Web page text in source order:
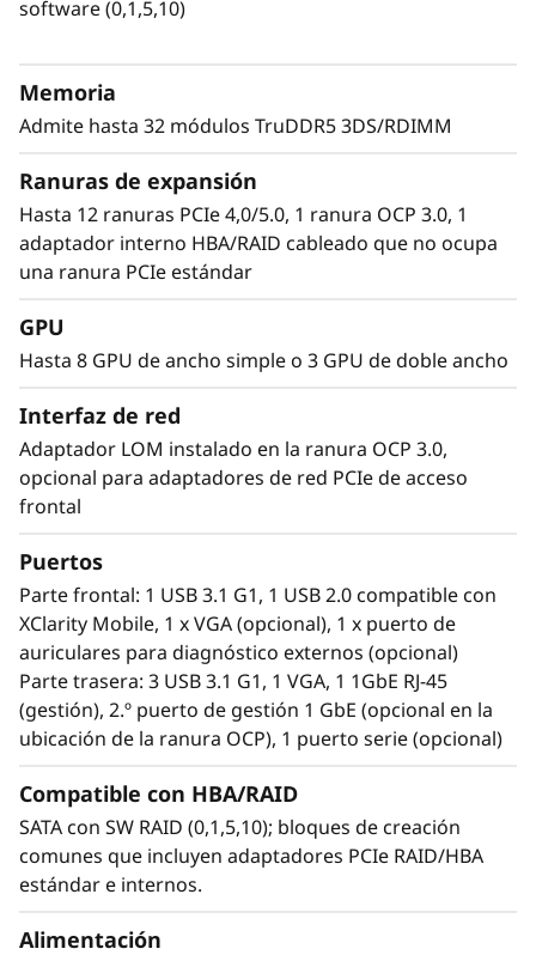
m
a
G
e
Abordar cargas de trabajo complejas
virtualización, informática de alto rendimiento
y para la nube, precisan servidores con
potencia, velocidad y capacidad para operar
sin interrupciones. La gran cantidad de
memoria DDR5 de última generación que
admite el ThinkSystem SR650 V3 ofrece el
rendimiento de baja latencia y alta capacidad
de trabajo actuales. Incluye opciones de
almacenamiento flexibles con las unidades
«hot-swap» para adaptar fácilmente el SR650
V3 para gestionar también la próxima
software (0,1,5,10)
Memoria
Admite hasta 32 módulos TruDDR5 3DS/RDIMM
Ranuras de expansión
Hasta 12 ranuras PCIe 4,0/5.0, 1 ranura OCP 3.0, 1
adaptador interno HBA/RAID cableado que no ocupa
una ranura PCIe estándar
GPU
Hasta 8 GPU de ancho simple o 3 GPU de doble ancho
Interfaz de red
Adaptador LOM instalado en la ranura OCP 3.0,
opcional para adaptadores de red PCIe de acceso
frontal
Puertos
Parte frontal: 1 USB 3.1 G1, 1 USB 2.0 compatible con
XClarity Mobile, 1 x VGA (opcional), 1 x puerto de
auriculares para diagnóstico externos (opcional)
Parte trasera: 3 USB 3.1 G1, 1 VGA, 1 1GbE RJ-45
(gestión), 2.º puerto de gestión 1 GbE (opcional en la
ubicación de la ranura OCP), 1 puerto serie (opcional)
Compatible con HBA/RAID
SATA con SW RAID (0,1,5,10); bloques de creación
comunes que incluyen adaptadores PCIe RAID/HBA
estándar e internos.
Alimentación